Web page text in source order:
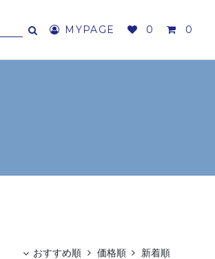
MYPAGE 0 0
おすすめ順 価格順 新着順